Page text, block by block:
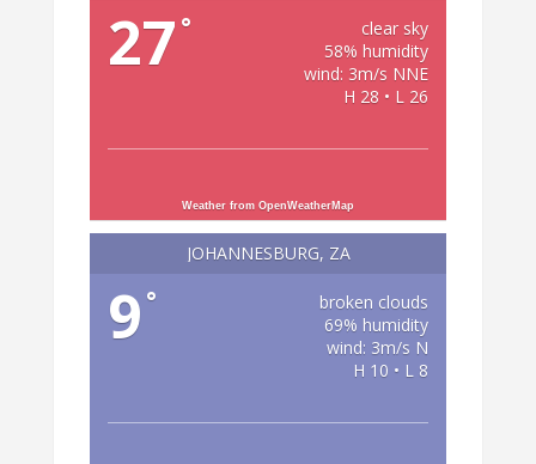
27 °
clear sky
58% humidity
wind: 3m/s NNE
H 28 • L 26
Weather from OpenWeatherMap
JOHANNESBURG, ZA
9 °
broken clouds
69% humidity
wind: 3m/s N
H 10 • L 8